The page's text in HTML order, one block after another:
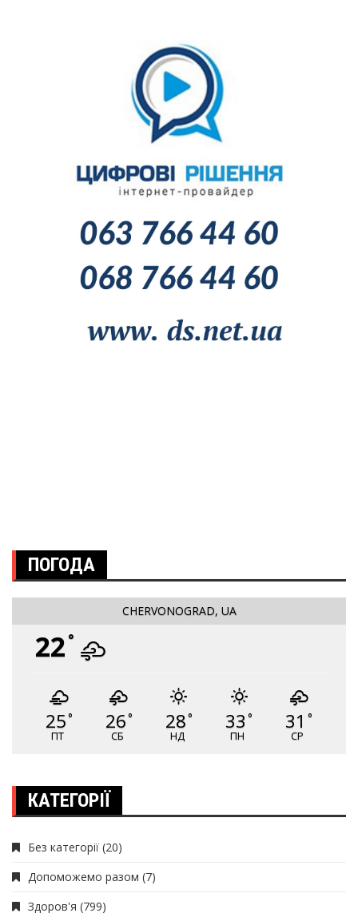
ПОГОДА
CHERVONOGRAD, UA
22 °
25°
ПТ
26°
СБ
28°
НД
33 °
ПН
31 °
СР
КАТЕГОРІЇ
Без категорії (20)
Допоможемо разом (7)
Здоров'я (799)